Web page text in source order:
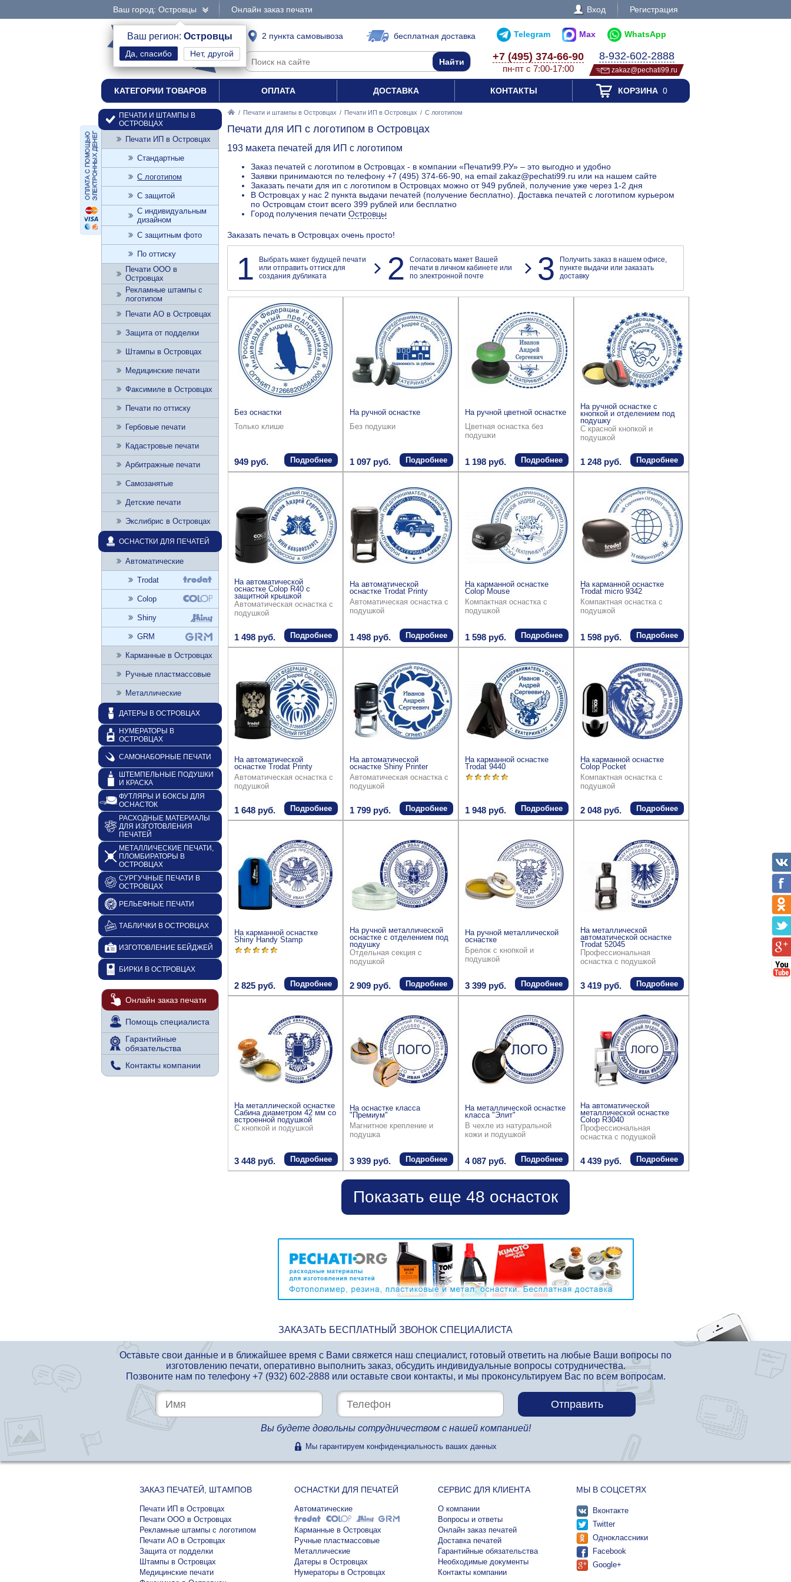
Ваш город: Островцы
Ваш регион: Островцы
Нет, другой
Онлайн заказ печати Вход Регистрация
интернет-магазин 2 пункта самовывоза бесплатная доставка Telegram Max WhatsApp
+7 (495) 374-66-90
пн-пт с 7:00-17:00
8-932-602-2888
zakaz@pechati99.ru
КАТЕГОРИИ ТОВАРОВ ОПЛАТА ДОСТАВКА КОНТАКТЫ КОРЗИНА0
/ Печати и штампы в Островцах / Печати ИП в Островцах / С логотипом
Печати для ИП с логотипом в Островцах
193 макета печатей для ИП с логотипом
Заказ печатей с логотипом в Островцах - в компании «Печати99.РУ» – это выгодно и удобно
Заявки принимаются по телефону +7 (495) 374-66-90, на email zakaz@pechati99.ru или на нашем сайте
Заказать печати для ип с логотипом в Островцах можно от 949 рублей, получение уже через 1-2 дня
В Островцах у нас 2 пункта выдачи печатей (получение бесплатно). Доставка печатей с логотипом курьером
по Островцам стоит всего 399 рублей или бесплатно
Город получения печати Островцы
Заказать печать в Островцах очень просто!
1
Выбрать макет будущей печати
или отправить оттиск для
создания дубликата
2
Согласовать макет Вашей
печати в личном кабинете или
по электронной почте
3
Получить заказ в нашем офисе,
пункте выдачи или заказать
доставку
Без оснастки
Только клише
949 руб. Подробнее
На ручной оснастке
Без подушки
1 097 руб. Подробнее
На ручной цветной оснастке
Цветная оснастка без
подушки
1 198 руб. Подробнее
На ручной оснастке с
кнопкой и отделением под
подушку
С красной кнопкой и
подушкой
1 248 руб. Подробнее
На автоматической
оснастке Colop R40 с
защитной крышкой
Автоматическая оснастка с
подушкой
1 498 руб. Подробнее
На автоматической
оснастке Trodat Printy
Автоматическая оснастка с
подушкой
1 498 руб. Подробнее
На карманной оснастке
Colop Mouse
Компактная оснастка с
подушкой
1 598 руб. Подробнее
На карманной оснастке
Trodat micro 9342
Компактная оснастка с
подушкой
1 598 руб. Подробнее
На автоматической
оснастке Trodat Printy
Автоматическая оснастка с
подушкой
1 648 руб. Подробнее
На автоматической
оснастке Shiny Printer
Автоматическая оснастка с
подушкой
1 799 руб. Подробнее
На карманной оснастке
Trodat 9440
1 948 руб. Подробнее
На карманной оснастке
Colop Pocket
Компактная оснастка с
подушкой
2 048 руб. Подробнее
На карманной оснастке
Shiny Handy Stamp
2 825 руб. Подробнее
На ручной металлической
оснастке с отделением под
подушку
Отдельная секция с
подушкой
2 909 руб. Подробнее
На ручной металлической
оснастке
Брелок с кнопкой и
подушкой
3 399 руб. Подробнее
На металлической
автоматической оснастке
Trodat 52045
Профессиональная
оснастка с подушкой
3 419 руб. Подробнее
На металлической оснастке
Сабина диаметром 42 мм со
встроенной подушкой
С кнопкой и подушкой
3 448 руб. Подробнее
На оснастке класса
"Премиум"
Магнитное крепление и
подушка
3 939 руб. Подробнее
На металлической оснастке
класса "Элит"
В чехле из натуральной
кожи и подушкой
4 087 руб. Подробнее
На автоматической
металлической оснастке
Colop R3040
Профессиональная
оснастка с подушкой
4 439 руб. Подробнее
Показать еще 48 оснасток
ПЕЧАТИ И ШТАМПЫ В
ОСТРОВЦАХ
Печати ИП в Островцах
Стандартные
С логотипом
С защитой
С индивидуальным
дизайном
С защитным фото
По оттиску
Печати ООО в
Островцах
Рекламные штампы с
логотипом
Печати АО в Островцах
Защита от подделки
Штампы в Островцах
Медицинские печати
Факсимиле в Островцах
Печати по оттиску
Гербовые печати
Кадастровые печати
Арбитражные печати
Самозанятые
Детские печати
Экслибрис в Островцах
ОСНАСТКИ ДЛЯ ПЕЧАТЕЙ
Автоматические
Trodat
Colop
Shiny
GRM
Карманные в Островцах
Ручные пластмассовые
Металлические
ДАТЕРЫ В ОСТРОВЦАХ
НУМЕРАТОРЫ В
ОСТРОВЦАХ
САМОНАБОРНЫЕ ПЕЧАТИ
ШТЕМПЕЛЬНЫЕ ПОДУШКИ
И КРАСКА
ФУТЛЯРЫ И БОКСЫ ДЛЯ
ОСНАСТОК
РАСХОДНЫЕ МАТЕРИАЛЫ
ДЛЯ ИЗГОТОВЛЕНИЯ
ПЕЧАТЕЙ
МЕТАЛЛИЧЕСКИЕ ПЕЧАТИ,
ПЛОМБИРАТОРЫ В
ОСТРОВЦАХ
СУРГУЧНЫЕ ПЕЧАТИ В
ОСТРОВЦАХ
РЕЛЬЕФНЫЕ ПЕЧАТИ
ТАБЛИЧКИ В ОСТРОВЦАХ
ИЗГОТОВЛЕНИЕ БЕЙДЖЕЙ
БИРКИ В ОСТРОВЦАХ
Онлайн заказ печати
Помощь специалиста
Гарантийные
обязательства
Контакты компании
ЗАКАЗАТЬ БЕСПЛАТНЫЙ ЗВОНОК СПЕЦИАЛИСТА
Оставьте свои данные и в ближайшее время с Вами свяжется наш специалист, готовый ответить на любые Ваши вопросы по
изготовлению печати, оперативно выполнить заказ, обсудить индивидуальные вопросы сотрудничества.
Позвоните нам по телефону +7 (932) 602-2888или оставьте свои контакты, и мы проконсультируем Вас по всем вопросам.
Вы будете довольны сотрудничеством с нашей компанией!
Мы гарантируем конфиденциальность ваших данных
ЗАКАЗ ПЕЧАТЕЙ, ШТАМПОВ
Печати ИП в Островцах
Печати ООО в Островцах
Рекламные штампы с логотипом
Печати АО в Островцах
Защита от подделки
Штампы в Островцах
Медицинские печати
ОСНАСТКИ ДЛЯ ПЕЧАТЕЙ
Автоматические
Карманные в Островцах
Ручные пластмассовые
Металлические
Датеры в Островцах
Нумераторы в Островцах
СЕРВИС ДЛЯ КЛИЕНТА
О компании
Вопросы и ответы
Онлайн заказ печатей
Доставка печатей
Гарантийные обязательства
Необходимые документы
Контакты компании
МЫ В СОЦСЕТЯХ
Вконтакте
Twitter
Одноклассники
Facebook
Google+